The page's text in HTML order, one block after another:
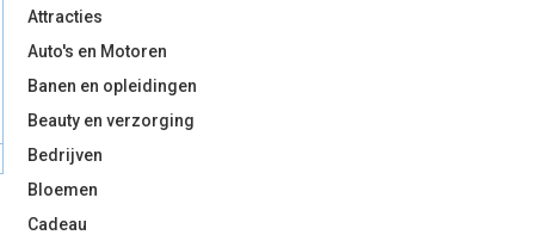
Attracties
Auto's en Motoren
Banen en opleidingen
Beauty en verzorging
Bedrijven
Bloemen
Cadeau